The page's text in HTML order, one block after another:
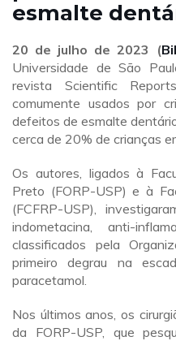
esmalte
20 de julho de 2023 (
Universidade de São
revista Scientific
comumente usados por
defeitos de esmalte
cerca de 20% de crianças
Os autores, ligados à
Preto (FORP-USP) e à
(FCFRP-USP),
indometacina, anti-
classificados pela
primeiro degrau na
paracetamol.
Nos últimos anos, os
da FORP-USP, que